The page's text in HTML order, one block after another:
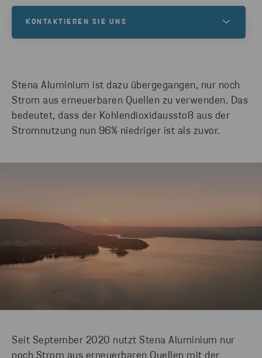
Stena Aluminium ist dazu übergegangen, nur noch
Strom aus erneuerbaren Quellen zu verwenden. Das
bedeutet, dass der Kohlendioxidausstoß aus der
Stromnutzung nun 96% niedriger ist als zuvor.
Seit September 2020 nutzt Stena Aluminium nur
KONTAKTIEREN SIE UNS
und Unterstützung. Kontaktieren Sie uns jetzt, um
Ihren Aluminiumbedarf zu besprechen.
NEHMEN SIE KONTAKT AUF